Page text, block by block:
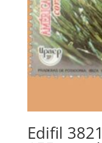
Edifil